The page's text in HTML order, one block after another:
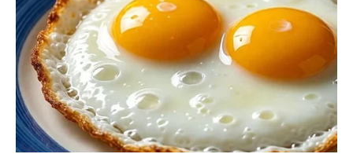
I vrlo brzo ćete to osjetiti.